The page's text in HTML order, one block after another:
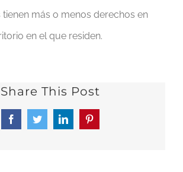
tienen más o menos derechos en
en el que residen.
Share This Post
FacebookTwitterLinkedInPinterest